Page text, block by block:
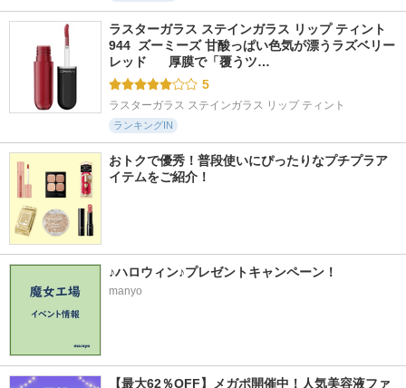
ラスターガラス ステインガラス リップ ティント
944  ズーミーズ 甘酸っぱい色気が漂うラズベリー
レッド      厚膜で「覆うツ…
5
ラスターガラス ステインガラス リップ ティント
ランキングIN
おトクで優秀！普段使いにぴったりなプチプラア
イテムをご紹介！
♪ハロウィン♪プレゼントキャンペーン！
manyo
【最大62％OFF】メガポ開催中！人気美容液ファ